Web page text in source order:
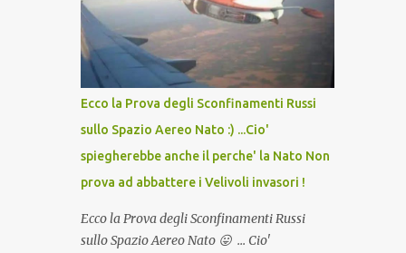
lo scopo della temperatura? Qualcuno a suo
tempo ribattezzo' il Vaccino come: l' Amaro
del Capo, era "spettacolare Ghiacciato, ma
andava bene anche, a Temperatura
Ambiente"! Riproponiamo l'articolo per NON
Ecco la Prova degli Sconfinamenti Russi
sullo Spazio Aereo Nato :) ...Cio'
spiegherebbe anche il perche' la Nato Non
prova ad abbattere i Velivoli invasori !
Ecco la Prova degli Sconfinamenti Russi
sullo Spazio Aereo Nato 😛 ... Cio'